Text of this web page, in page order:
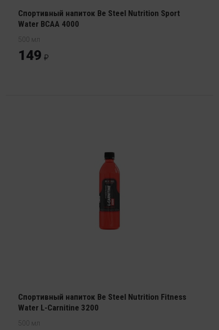
Спортивный напиток Be Steel Nutrition Sport
Water BCAA 4000
500 мл
149
Спортивный напиток Be Steel Nutrition Fitness
Water L-Carnitine 3200
500 мл